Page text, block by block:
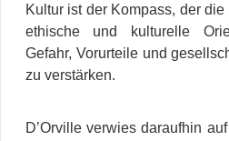
Kultur ist der Kompass, der
ethische und kulturelle
Gefahr, Vorurteile und
zu verstärken.
D’Orville verwies daraufhin